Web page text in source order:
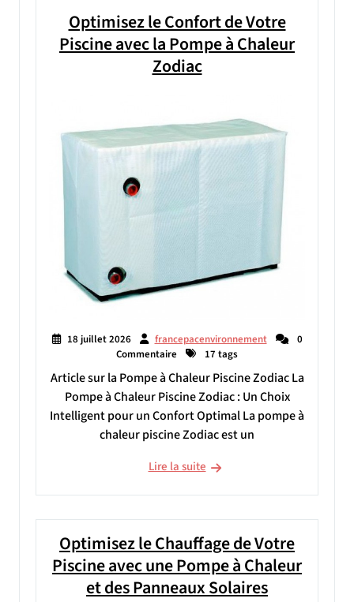
Optimisez le Confort de Votre
Piscine avec la Pompe à Chaleur
Zodiac
18 juillet 2026 francepacenvironnement
0
Commentaire
17 tags
Article sur la Pompe à Chaleur Piscine Zodiac La
Pompe à Chaleur Piscine Zodiac : Un Choix
Intelligent pour un Confort Optimal La pompe à
chaleur piscine Zodiac est un
Lire la suite
Optimisez le Chauffage de Votre
Piscine avec une Pompe à Chaleur
et des Panneaux Solaires